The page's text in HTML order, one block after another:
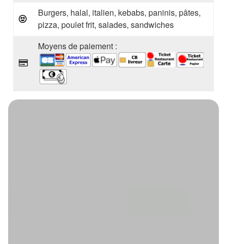
Burgers, halal, italien, kebabs, paninis, pâtes,
pizza, poulet frit, salades, sandwiches
Moyens de paiement :